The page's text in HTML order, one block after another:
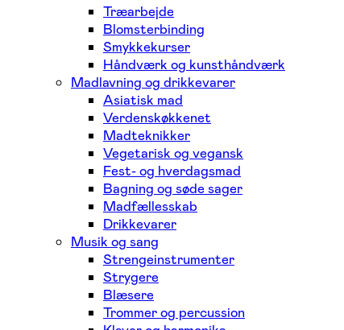
Træarbejde
Blomsterbinding
Smykkekurser
Håndværk og kunsthåndværk
Madlavning og drikkevarer
Asiatisk mad
Verdenskøkkenet
Madteknikker
Vegetarisk og vegansk
Fest- og hverdagsmad
Bagning og søde sager
Madfællesskab
Drikkevarer
Musik og sang
Strengeinstrumenter
Strygere
Blæsere
Trommer og percussion